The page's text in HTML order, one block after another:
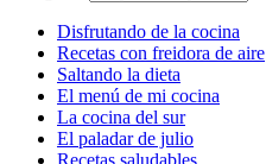
Disfrutando de la cocina
Recetas con freidora de aire
Saltando la dieta
El menú de mi cocina
La cocina del sur
El paladar de julio
Recetas saludables